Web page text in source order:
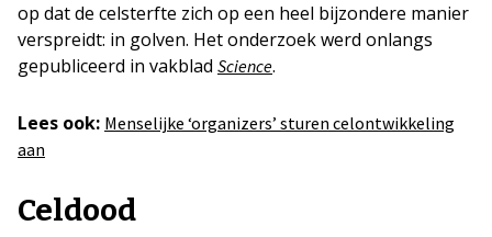
op dat de celsterfte zich op een heel bijzondere manier
verspreidt: in golven. Het onderzoek werd onlangs
gepubliceerd in vakblad Science.
Lees ook: Menselijke ‘organizers’ sturen celontwikkeling
aan
Celdood